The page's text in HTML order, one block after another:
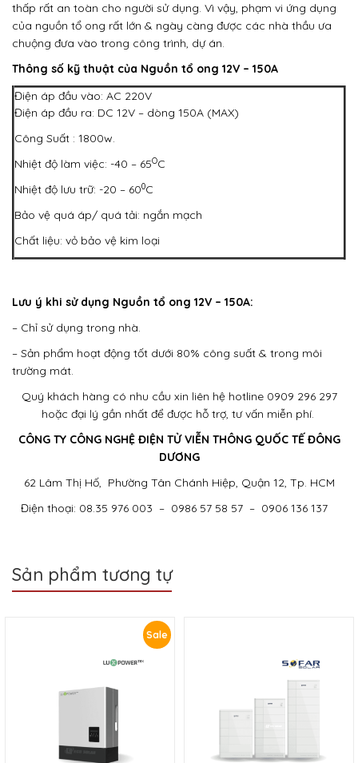
thấp rất an toàn cho người sử dụng. Vì vậy, phạm vi ứng dụng
của nguồn tổ ong rất lớn & ngày càng được các nhà thầu ưa
chuộng đưa vào trong công trình, dự án.
Thông số kỹ thuật của Nguồn tổ ong 12V – 150A
Điện áp đầu vào: AC 220V
Điện áp đầu ra: DC 12V – dòng 150A (MAX)
Công Suất : 1800w.
Nhiệt độ làm việc: -40 – 65OC
Nhiệt độ lưu trữ: -20 – 600C
Bảo vệ quá áp/ quá tải: ngắn mạch
Chất liệu: vỏ bảo vệ kim loại
Lưu ý khi sử dụng Nguồn tổ ong 12V – 150A:
– Chỉ sử dụng trong nhà.
– Sản phẩm hoạt động tốt dưới 80% công suất & trong môi
trường mát.
Quý khách hàng có nhu cầu xin liên hệ hotline 0909 296 297
hoặc đại lý gần nhất để được hỗ trợ, tư vấn miễn phí.
CÔNG TY CÔNG NGHỆ ĐIỆN TỬ VIỄN THÔNG QUỐC TẾ ĐÔNG
DƯƠNG
62 Lâm Thị Hố, Phường Tân Chánh Hiệp, Quận 12, Tp. HCM
Điện thoại: 08.35 976 003 – 0986 57 58 57 – 0906 136 137
Sản phẩm tương tự
Sale